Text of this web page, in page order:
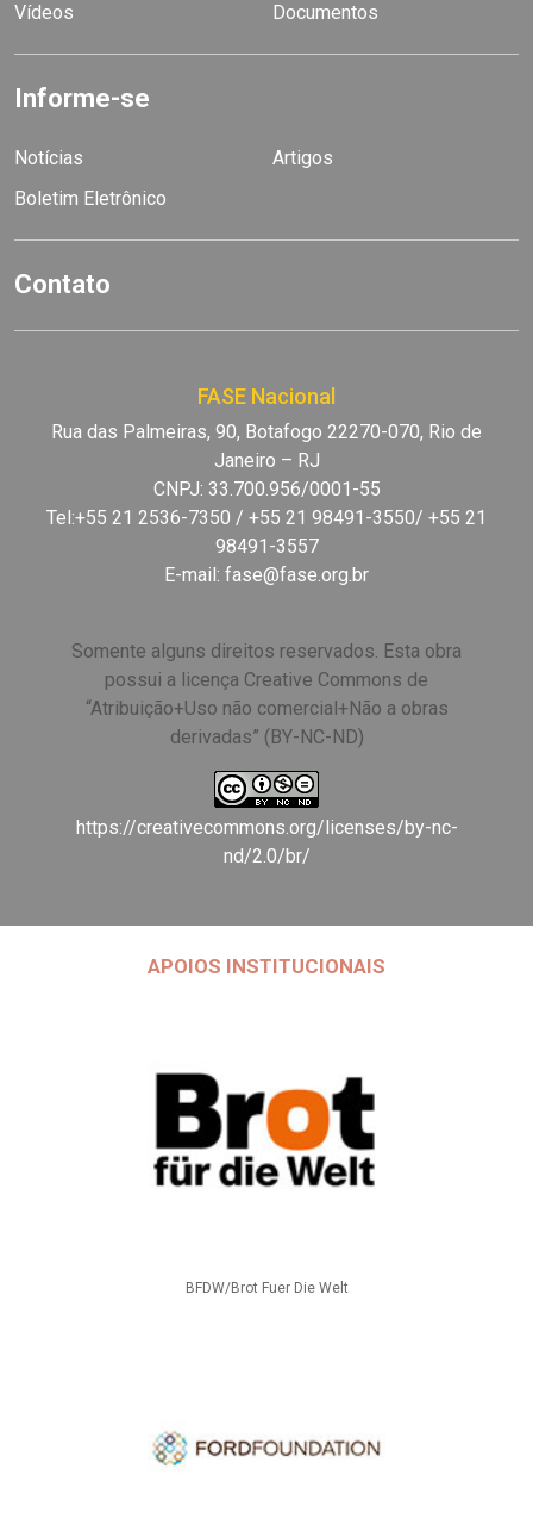
Vídeos
Documentos
Informe-se
Notícias
Artigos
Boletim Eletrônico
Contato
FASE Nacional
Rua das Palmeiras, 90, Botafogo 22270-070, Rio de
Janeiro – RJ
CNPJ: 33.700.956/0001-55
Tel:+55 21 2536-7350 / +55 21 98491-3550/ +55 21
98491-3557
E-mail: fase@fase.org.br
Somente alguns direitos reservados. Esta obra
possui a licença Creative Commons de
“Atribuição+Uso não comercial+Não a obras
derivadas” (BY-NC-ND)
https://creativecommons.org/licenses/by-nc-
nd/2.0/br/
APOIOS INSTITUCIONAIS
BFDW/Brot Fuer Die Welt